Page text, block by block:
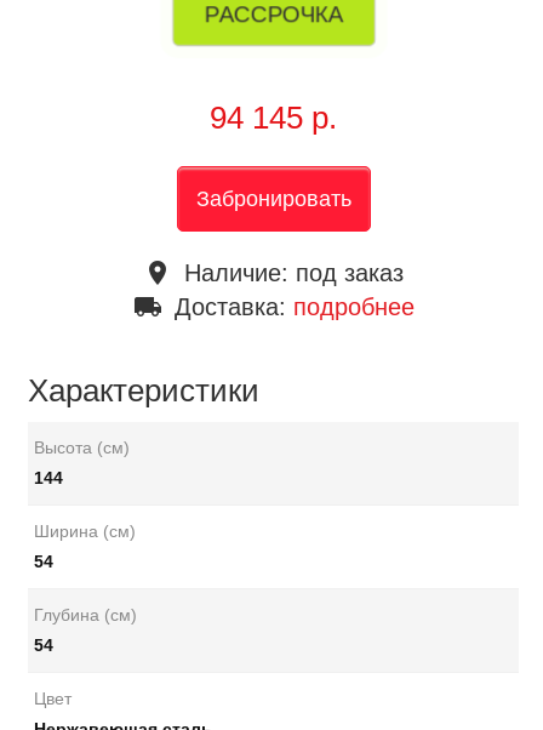
РАССРОЧКА
94 145 р.
Забронировать
place Наличие: под заказ
local_shipping Доставка: подробнее
Характеристики
Высота (см)
144
Ширина (см)
54
Глубина (см)
54
Цвет